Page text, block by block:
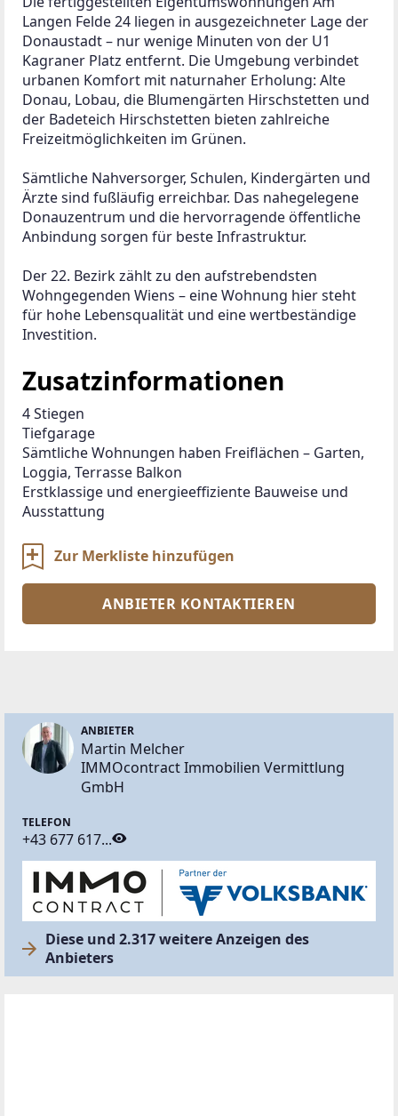
Langen Felde 24 liegen in ausgezeichneter Lage der
Donaustadt – nur wenige Minuten von der U1
Kagraner Platz entfernt. Die Umgebung verbindet
urbanen Komfort mit naturnaher Erholung: Alte
Donau, Lobau, die Blumengärten Hirschstetten und
der Badeteich Hirschstetten bieten zahlreiche
Freizeitmöglichkeiten im Grünen.
Sämtliche Nahversorger, Schulen, Kindergärten und
Ärzte sind fußläufig erreichbar. Das nahegelegene
Donauzentrum und die hervorragende öffentliche
Anbindung sorgen für beste Infrastruktur.
Der 22. Bezirk zählt zu den aufstrebendsten
Wohngegenden Wiens – eine Wohnung hier steht
für hohe Lebensqualität und eine wertbeständige
Investition.
Zusatzinformationen
4 Stiegen
Tiefgarage
Sämtliche Wohnungen haben Freiflächen – Garten,
Loggia, Terrasse Balkon
Erstklassige und energieeffiziente Bauweise und
Ausstattung
Zur Merkliste hinzufügen
ANBIETER KONTAKTIEREN
ANBIETER
Martin Melcher
IMMOcontract Immobilien Vermittlung
GmbH
TELEFON
+43 677 617...
Diese und 2.317 weitere Anzeigen des
Anbieters